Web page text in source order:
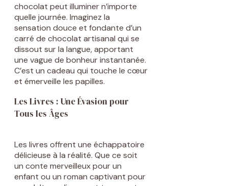
chocolat peut illuminer n’importe
quelle journée. Imaginez la
sensation douce et fondante d’un
carré de chocolat artisanal qui se
dissout sur la langue, apportant
une vague de bonheur instantanée.
C’est un cadeau qui touche le cœur
et émerveille les papilles.
Les Livres : Une Évasion pour
Tous les Âges
Les livres offrent une échappatoire
délicieuse à la réalité. Que ce soit
un conte merveilleux pour un
enfant ou un roman captivant pour